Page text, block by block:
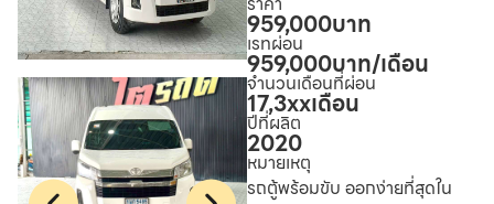
959,000บาท
เรทผ่อน
959,000บาท/เดือน
จำนวนเดือนที่ผ่อน
17,3xxเดือน
ปีที่ผลิต
2020
หมายเหตุ
รถตู้พร้อมขับ ออกง่ายที่สุดใน